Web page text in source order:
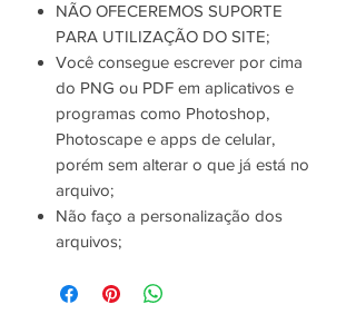
NÃO OFECEREMOS SUPORTE
PARA UTILIZAÇÃO DO SITE;
Você consegue escrever por cima
do PNG ou PDF em aplicativos e
programas como Photoshop,
Photoscape e apps de celular,
porém sem alterar o que já está no
arquivo;
Não faço a personalização dos
arquivos;